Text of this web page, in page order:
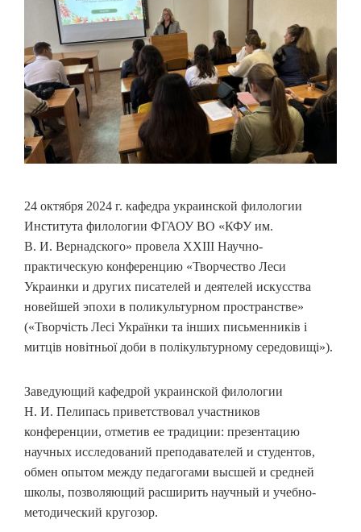
24 октября 2024 г. кафедра украинской филологии
Института филологии ФГАОУ ВО «КФУ им.
В. И. Вернадского» провела ХХІІІ Научно-
практическую конференцию «Творчество Леси
Украинки и других писателей и деятелей искусства
новейшей эпохи в поликультурном пространстве»
(«Творчість Лесі Українки та інших письменників і
митців новітньої доби в полікультурному середовищі»).
Заведующий кафедрой украинской филологии
Н. И. Пелипась приветствовал участников
конференции, отметив ее традиции: презентацию
научных исследований преподавателей и студентов,
обмен опытом между педагогами высшей и средней
школы, позволяющий расширить научный и учебно-
методический кругозор.